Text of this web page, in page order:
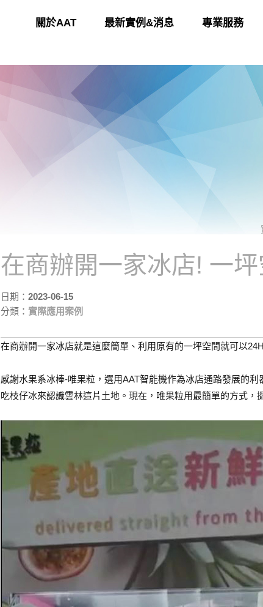
關於AAT 最新實例&消息 專業服務
在商辦開一家冰店! 一
日期：2023-06-15
分類：實際應用案例
在商辦開一家冰店就是這麼簡單、利用原有的一坪空間就可以
感謝水果系冰棒-唯果粒，選用AAT智能機作為冰店通路發展的
吃枝仔冰來認識雲林這片土地。現在，唯果粒用最簡單的方式